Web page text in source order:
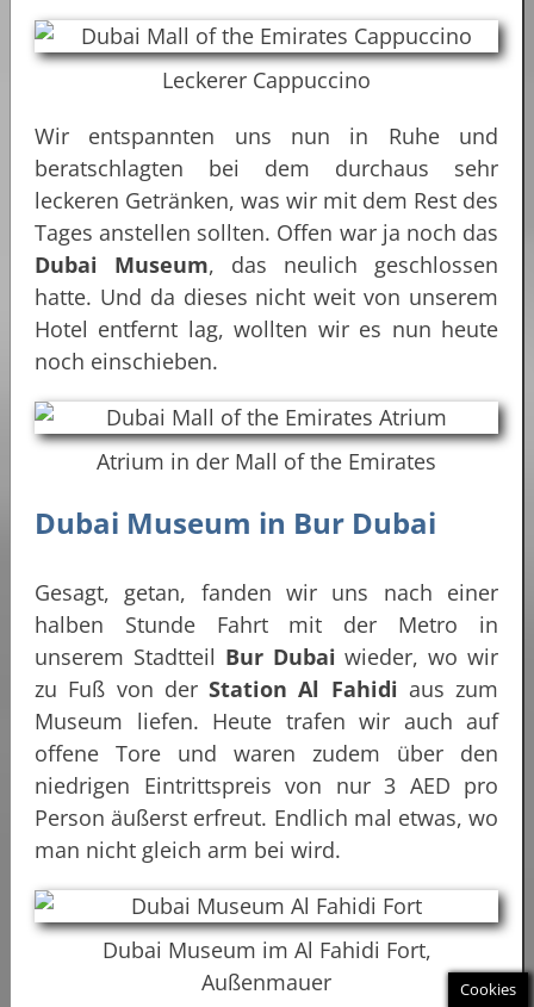
Leckerer Cappuccino
Wir entspannten uns nun in Ruhe und
beratschlagten bei dem durchaus sehr
leckeren Getränken, was wir mit dem Rest des
Tages anstellen sollten. Offen war ja noch das
Dubai Museum, das neulich geschlossen
hatte. Und da dieses nicht weit von unserem
Hotel entfernt lag, wollten wir es nun heute
noch einschieben.
Atrium in der Mall of the Emirates
Dubai Museum in Bur Dubai
Gesagt, getan, fanden wir uns nach einer
halben Stunde Fahrt mit der Metro in
unserem Stadtteil Bur Dubai wieder, wo wir
zu Fuß von der Station Al Fahidi aus zum
Museum liefen. Heute trafen wir auch auf
offene Tore und waren zudem über den
niedrigen Eintrittspreis von nur 3 AED pro
Person äußerst erfreut. Endlich mal etwas, wo
man nicht gleich arm bei wird.
Dubai Museum im Al Fahidi Fort,
Außenmauer
Cookies